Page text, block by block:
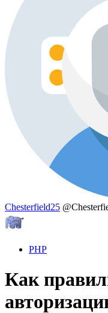
Chesterfield25
PHP
Как